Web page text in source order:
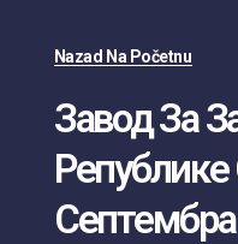
Nazad Na Početnu
Завод За